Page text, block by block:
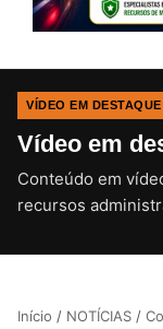
VÍDEO EM DESTAQUE
Vídeo em
Conteúdo em
recursos
Início / NOTÍCIAS /